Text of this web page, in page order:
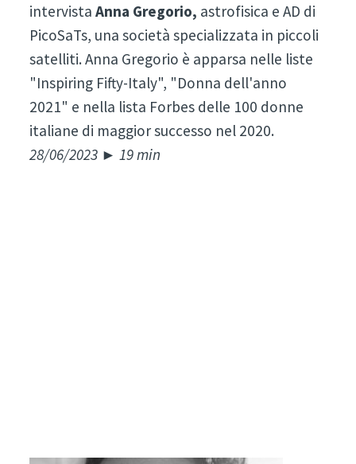
intervistaAnna Gregorio, astrofisica e AD di
PicoSaTs, una società specializzata in piccoli
satelliti. Anna Gregorio è apparsa nelle liste
"Inspiring Fifty-Italy", "Donna dell'anno
2021" e nella lista Forbes delle 100 donne
italiane di maggior successo nel 2020.
28/06/2023 ► 19 min